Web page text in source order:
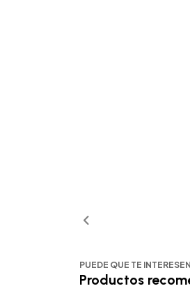
PUEDE QUE TE
Productos